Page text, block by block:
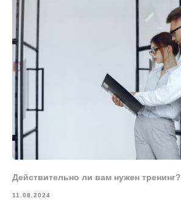
Действительно ли вам нужен тренинг?
11.08.2024